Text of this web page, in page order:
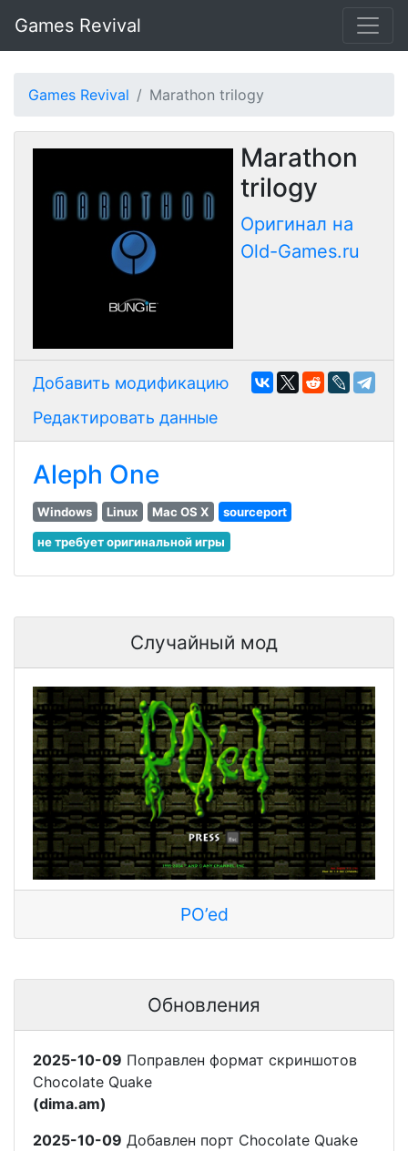
Games Revival
Games Revival Marathon trilogy
Marathon
trilogy
Оригинал на
Old-Games.ru
Добавить модификацию
Редактировать данные
Aleph One
Windows Linux Mac OS X sourceport
не требует оригинальной игры
Случайный мод
PO’ed
Обновления
2025-10-09 Поправлен формат скриншотов
Chocolate Quake
(dima.am)
2025-10-09 Добавлен порт Chocolate Quake